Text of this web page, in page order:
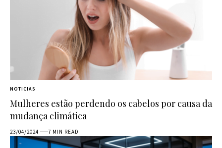
NOTICIAS
Mulheres estão perdendo os cabelos por causa da
mudança climática
23/04/2024 7 MIN READ